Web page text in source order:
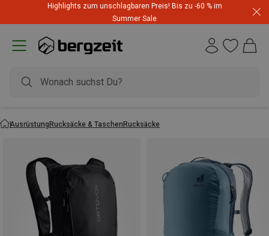
Highlights zum unschlagbaren Preis! Bis zu -60 % im
Summer Sale
AusrüstungRucksäcke & TaschenRucksäcke